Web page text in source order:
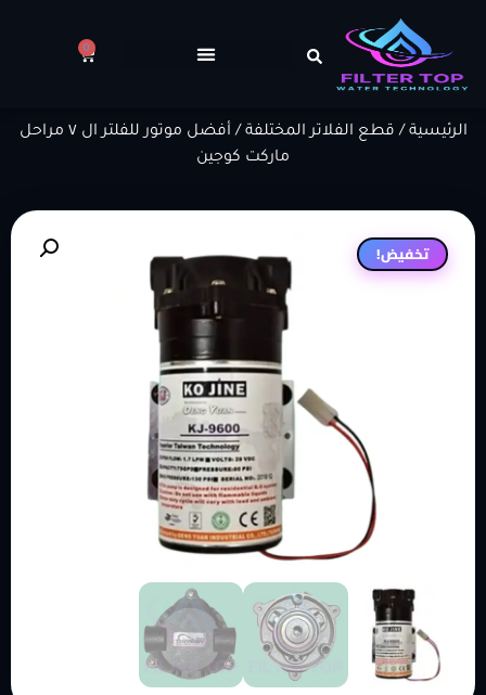
0
الرئيسية / قطع الفلاتر المختلفة
/ أفضل موتور للفلتر ال ٧ مراحل
ماركت كوجين
تخفيض!